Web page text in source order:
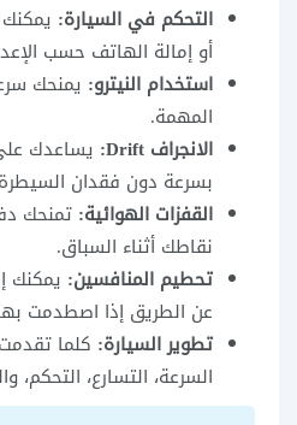
التحكم في السيارة:
أو إمالة الهاتف حسب
استخدام النيترو: يمنحك
المهمة.
الانجراف Drift:
يساعدك
بسرعة دون فقدان
القفزات الهوائية: تمنحك
نقاطك أثناء السباق.
تحطيم المنافسين: يمكنك
عن الطريق إذا اصطدمت
تطوير السيارة: كلما
السرعة، التسارع، التحكم،